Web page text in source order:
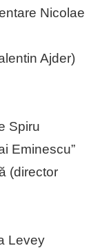
Nicolae
Ajder)
Spiru
Eminescu”
(director
Levey